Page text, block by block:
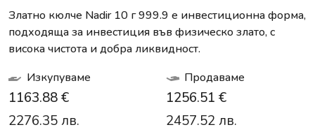
Златно кюлче Nadir 10 г 999.9 е инвестиционна форма,
подходяща за инвестиция във физическо злато, с
висока чистота и добра ликвидност.
Изкупуваме
1163.88 €
2276.35 лв.
Продаваме
1256.51 €
2457.52 лв.